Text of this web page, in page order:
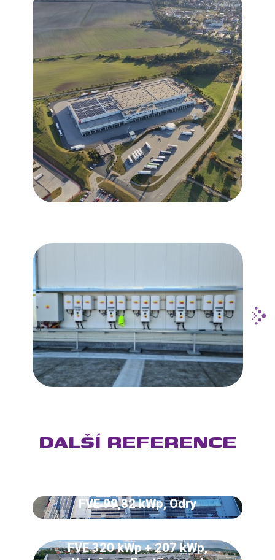
DALŠÍ REFERENCE
FVE 99,82 kWp, Odry
FVE 320 kWp + 207 kWp,